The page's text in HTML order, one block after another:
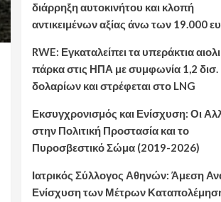
διάρρηξη αυτοκινήτου και κλοπή
αντικειμένων αξίας άνω των 19.000
RWE: Εγκαταλείπει τα υπεράκτια
πάρκα στις ΗΠΑ με συμφωνία 1,2 δισ.
δολαρίων και στρέφεται στο LNG
Εκσυγχρονισμός και Ενίσχυση: Οι
στην Πολιτική Προστασία και το
Πυροσβεστικό Σώμα (2019-2026)
Ιατρικός Σύλλογος Αθηνών: Άμεση
Ενίσχυση των Μέτρων